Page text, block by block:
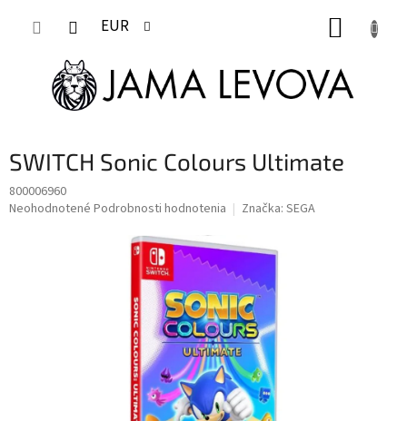
EUR
SWITCH Sonic Colours Ultimate
800006960
Priemerné
Neohodnotené Podrobnosti hodnotenia Značka: SEGA